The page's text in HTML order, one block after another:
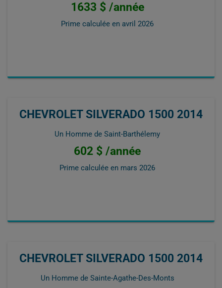
1633 $ /année
Prime calculée en avril 2026
CHEVROLET SILVERADO 1500 2014
Un Homme de Saint-Barthélemy
602 $ /année
Prime calculée en mars 2026
CHEVROLET SILVERADO 1500 2014
Un Homme de Sainte-Agathe-Des-Monts